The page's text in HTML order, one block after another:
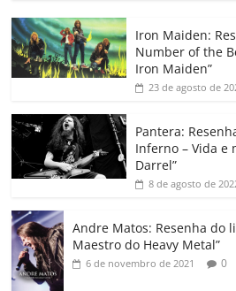
c
e
b
o
o
k
itt
er
at
s
A
p
e
dI
Iron Maiden:
Number of the
Iron Maiden”
23 de agosto de
Pantera:
Inferno – Vida e
Darrel”
8 de agosto de
Andre Matos: Resenha do
Maestro do Heavy Metal”
6 de novembro de 2021 0